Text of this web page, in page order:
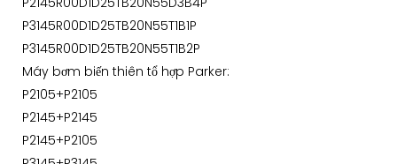
P3145R00D1D25TB20N55T1B1P
P3145R00D1D25TB20N55T1B2P
Máy bơm biến thiên tổ hợp Parker:
P2105+P2105
P2145+P2145
P2145+P2105